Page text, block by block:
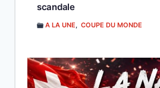
scandale
A LA UNE, COUPE DU MONDE